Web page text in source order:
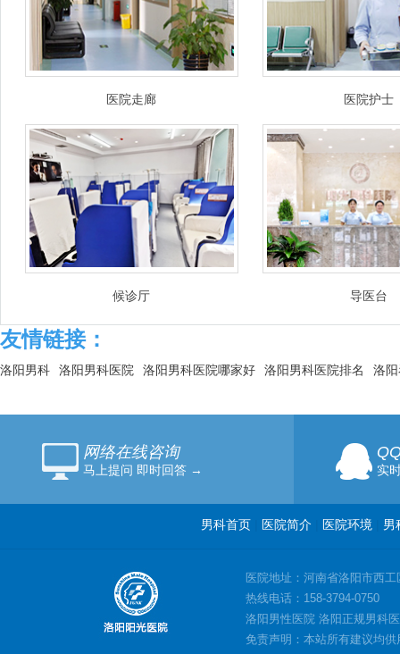
医院走廊 医院护士
候诊厅 导医台
友情链接：
洛阳男科 洛阳男科医院 洛阳男科医院哪家好 洛阳男科医院排名 洛
网络在线咨询
马上提问 即时回答 → 实
男科首页 医院简介 医院环境 男
医院地址：河南省洛阳市西
热线电话：158-3794-0750
洛阳男性医院 洛阳正规男科
免责声明：本站所有建议均